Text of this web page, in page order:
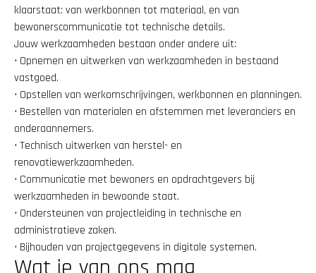
klaarstaat: van werkbonnen tot materiaal, en van
bewonerscommunicatie tot technische details.
Jouw werkzaamheden bestaan onder andere uit:
• Opnemen en uitwerken van werkzaamheden in bestaand
vastgoed.
• Opstellen van werkomschrijvingen, werkbonnen en planningen.
• Bestellen van materialen en afstemmen met leveranciers en
onderaannemers.
• Technisch uitwerken van herstel- en
renovatiewerkzaamheden.
• Communicatie met bewoners en opdrachtgevers bij
werkzaamheden in bewoonde staat.
• Ondersteunen van projectleiding in technische en
administratieve zaken.
• Bijhouden van projectgegevens in digitale systemen.